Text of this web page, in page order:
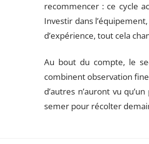
recommencer : ce cycle
Investir dans
d’expérience, tout cela
Au bout du compte, le
combinent observation
d’autres n’auront vu
semer pour récolter